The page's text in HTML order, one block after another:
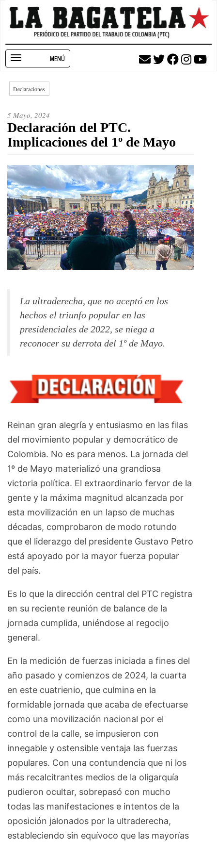
Pasar
contenido
navigation
Declaraciones
5 Mayo, 2024
Declaración del PTC.
Implicaciones del 1º de Mayo
La ultraderecha, que no aceptó en los
hechos el triunfo popular en las
presidenciales de 2022, se niega a
reconocer su derrota del 1º de Mayo.
Reinan gran alegría y entusiasmo en las filas
del movimiento popular y democrático de
Colombia. No es para menos. La jornada del
1º de Mayo materializó una grandiosa
victoria política. El extraordinario fervor de la
gente y la máxima magnitud alcanzada por
esta movilización en un lapso de muchas
décadas, comprobaron de modo rotundo
que el liderazgo del presidente Gustavo Petro
está apoyado por la mayor fuerza popular
del país.
Es lo que la dirección central del PTC registra
en su reciente reunión de balance de la
jornada cumplida, uniéndose al regocijo
general.
En la medición de fuerzas iniciada a fines del
año pasado y comienzos de 2024, la cuarta
en este cuatrienio, que culmina en la
formidable jornada que acaba de efectuarse
como una movilización nacional por el
control de la calle, se impusieron con
innegable y ostensible ventaja las fuerzas
populares. Con una contundencia que ni los
más recalcitrantes medios de la oligarquía
pudieron ocultar, sobrepasó con mucho
todas las manifestaciones e intentos de la
oposición jalonados por la ultraderecha,
estableciendo sin equívoco que las mayorías